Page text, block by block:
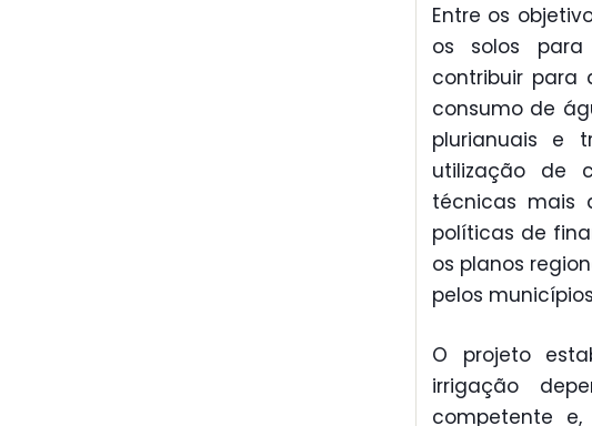
Entre os
os solos para
contribuir
consumo de
plurianuais e
utilização de
técnicas mais
políticas de
os planos
pelos
O projeto
irrigação
competente